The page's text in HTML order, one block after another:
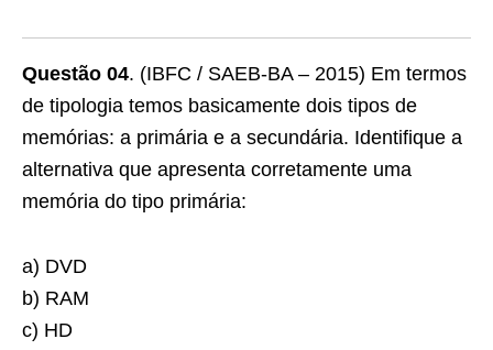
Questão 04. (IBFC / SAEB-BA – 2015) Em termos
de tipologia temos basicamente dois tipos de
memórias: a primária e a secundária. Identifique a
alternativa que apresenta corretamente uma
memória do tipo primária:
a) DVD
b) RAM
c) HD